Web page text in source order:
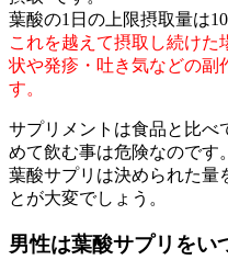
葉酸の1日の上限摂取量は
これを越えて摂取し続けた
状や発疹・吐き気などの副
す。
サプリメントは食品と比べ
めて飲む事は危険なのです。
葉酸サプリは決められた量
とが大変でしょう。
男性は葉酸サプリをい